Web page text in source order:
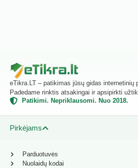
eTikra.LT – patikimas jūsų gidas internetinių
Padedame rinktis atsakingai ir apsipirkti
Patikimi. Nepriklausomi. Nuo 2018.
Pirkėjams
Parduotuvės
Nuolaidų kodai